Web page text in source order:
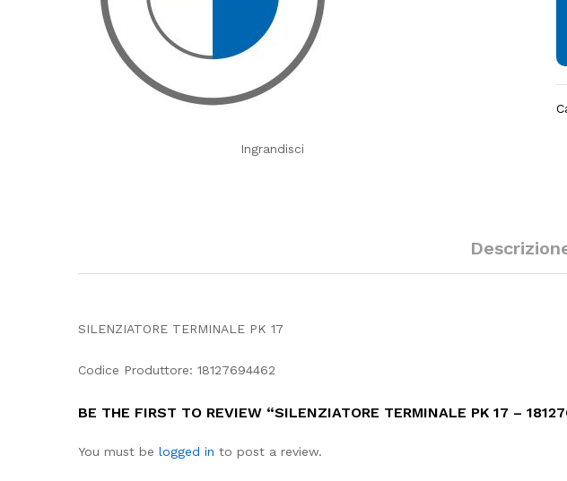
Ingrandisci
SILENZIATORE TERMINALE PK 17
Codice Produttore: 18127694462
BE THE FIRST TO REVIEW “SILENZIATORE TERMINALE PK 17 –
You must be logged in to post a review.